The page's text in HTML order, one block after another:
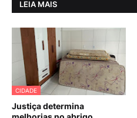
LEIA MAIS
CIDADE
Justiça determina